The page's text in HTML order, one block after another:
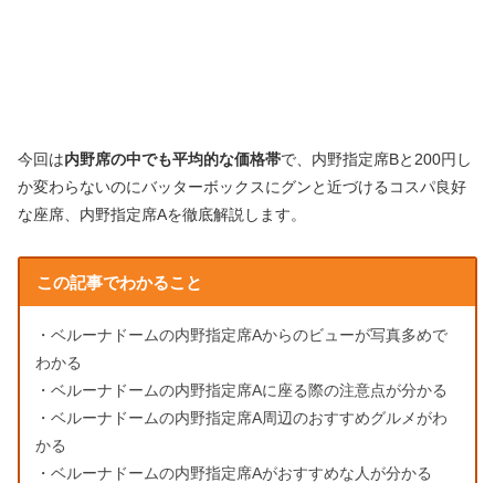
今回は内野席の中でも平均的な価格帯で、内野指定席Bと200円し
か変わらないのにバッターボックスにグンと近づけるコスパ良好
な座席、内野指定席Aを徹底解説します。
この記事でわかること
・ベルーナドームの内野指定席Aからのビューが写真多めで
わかる
・ベルーナドームの内野指定席Aに座る際の注意点が分かる
・ベルーナドームの内野指定席A周辺のおすすめグルメがわ
かる
・ベルーナドームの内野指定席Aがおすすめな人が分かる